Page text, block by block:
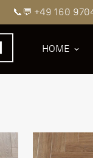
📞💬 +49 160
HOME